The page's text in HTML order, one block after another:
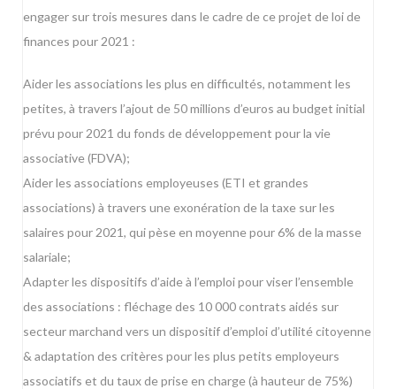
engager sur trois mesures dans le cadre de ce projet de loi de
finances pour 2021 :
Aider les associations les plus en difficultés, notamment les
petites, à travers l’ajout de 50 millions d’euros au budget initial
prévu pour 2021 du fonds de développement pour la vie
associative (FDVA);
Aider les associations employeuses (ETI et grandes
associations) à travers une exonération de la taxe sur les
salaires pour 2021, qui pèse en moyenne pour 6% de la masse
salariale;
Adapter les dispositifs d’aide à l’emploi pour viser l’ensemble
des associations : fléchage des 10 000 contrats aidés sur
secteur marchand vers un dispositif d’emploi d’utilité citoyenne
& adaptation des critères pour les plus petits employeurs
associatifs et du taux de prise en charge (à hauteur de 75%)